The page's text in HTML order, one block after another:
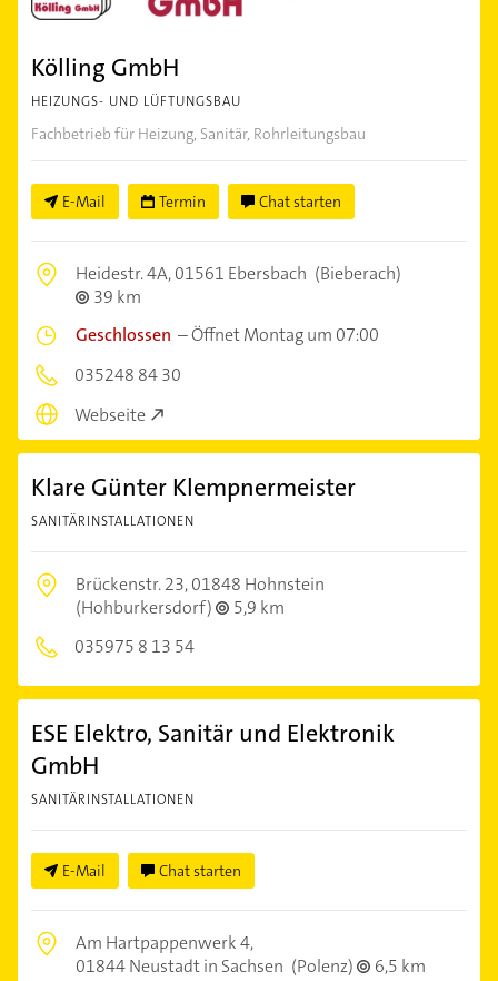
Kölling GmbH
HEIZUNGS- UND LÜFTUNGSBAU
Fachbetrieb für Heizung, Sanitär, Rohrleitungsbau
E-Mail Termin Chat starten
Heidestr. 4A,01561 Ebersbach (Bieberach)
39 km
Geschlossen –Öffnet Montag um 07:00
035248 84 30
Webseite
Klare Günter Klempnermeister
SANITÄRINSTALLATIONEN
Brückenstr. 23,01848 Hohnstein
(Hohburkersdorf)
5,9 km
035975 8 13 54
ESE Elektro, Sanitär und Elektronik
GmbH
SANITÄRINSTALLATIONEN
E-Mail Chat starten
Am Hartpappenwerk 4,
01844 Neustadt in Sachsen (Polenz) 6,5 km